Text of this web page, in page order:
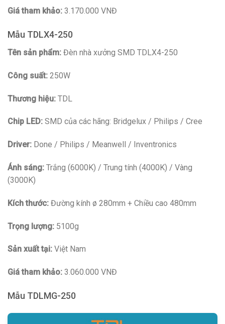
Giá tham khảo: 3.170.000 VNĐ
Mẫu TDLX4-250
Tên sản phẩm: Đèn nhà xưởng SMD TDLX4-250
Công suất: 250W
Thương hiệu: TDL
Chip LED: SMD của các hãng: Bridgelux / Philips / Cree
Driver: Done / Philips / Meanwell / Inventronics
Ánh sáng: Trắng (6000K) / Trung tính (4000K) / Vàng
(3000K)
Kích thước: Đường kính ø 280mm + Chiều cao 480mm
Trọng lượng: 5100g
Sản xuất tại: Việt Nam
Giá tham khảo: 3.060.000 VNĐ
Mẫu TDLMG-250